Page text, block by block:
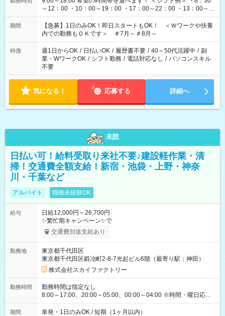
～12：00 ・10：00～19：00 ・17：00～22：00 ・13：00～
22：00 ・22：00～翌6：00 など
期間
【急募】1日のみOK！即日スタートもOK！ ＜Ｗワークや扶養
内での勤務もＯＫです＞ ＃7月～＃8月～
特徴 週1日からOK / 日払いOK / 履歴書不要 / 40～50代活躍中 / 副
業・WワークOK / シフト勤務 / 電話対応なし / パソコンスキル
不要
気になる！ 応募する 詳細へ
未読
日払い可！給料受取り来社不要♪建設軽作業・清
掃！交通費全額支給！新宿・池袋・上野・神奈
川・千葉など
アルバイト 職種未経験OK
給与
日給12,000円～26,700円
✨繁忙期キャンペーン✨で
交通費別途支給あり
勤務地
東京都千代田区
東京都千代田区鍛冶町2-8-7光起ビル6階（最寄り駅：神田）
株式会社スカイファクトリー
勤務時間
勤務時間は指定なし
8:00～17:00、20:00～05:00、00:00～04:00 ※時間・曜日応相
談 ※深夜・早朝帯もあり ※週1日、1日4ｈから勤務OK！ もち
ろん週5以上のレギュラーワークも☆ 平日のみ・土日のみも
期間 単発・1日のみOK / 短期（1ヶ月以内）